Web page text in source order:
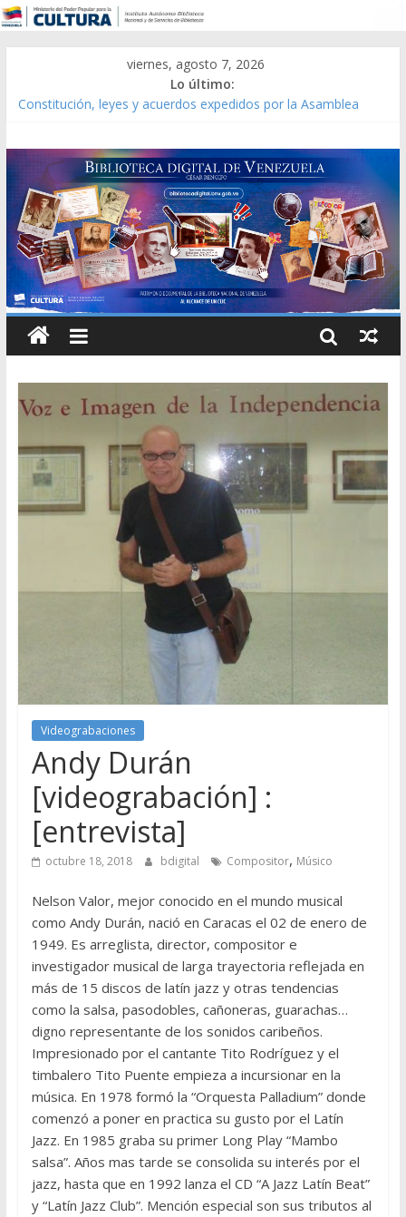
viernes, agosto 7, 2026
Lo último:
Constitución, leyes y acuerdos expedidos por la Asamblea
Modesta Bor Sánchez [material gráfico]
Gaceta Oficial de la República de Venezuela año CXXXIII Mes V,
Caracas 09 de marzo de 2006 N° 38.394
Catálogo temático de obras de Modesta Bor
Videograbaciones
Andy Durán
[videograbación] :
[entrevista]
octubre 18, 2018 bdigital Compositor, Músico
Nelson Valor, mejor conocido en el mundo musical
como Andy Durán, nació en Caracas el 02 de enero de
1949. Es arreglista, director, compositor e
investigador musical de larga trayectoria reflejada en
más de 15 discos de latín jazz y otras tendencias
como la salsa, pasodobles, cañoneras, guarachas…
digno representante de los sonidos caribeños.
Impresionado por el cantante Tito Rodríguez y el
timbalero Tito Puente empieza a incursionar en la
música. En 1978 formó la “Orquesta Palladium” donde
comenzó a poner en practica su gusto por el Latín
Jazz. En 1985 graba su primer Long Play “Mambo
salsa”. Años mas tarde se consolida su interés por el
jazz, hasta que en 1992 lanza el CD “A Jazz Latín Beat”
y “Latín Jazz Club”. Mención especial son sus tributos al